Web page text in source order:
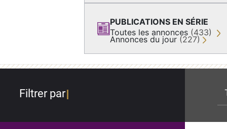
PUBLICATIONS EN SÉRIE
Toutes les annonces (433)
Annonces du jour (227)
Filtrer par